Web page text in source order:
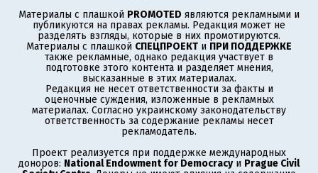
Материалы с плашкой PROMOTED являются рекламными и
публикуются на правах рекламы. Редакция может не
разделять взгляды, которые в них промотируются.
Материалы с плашкой СПЕЦПРОЕКТ и ПРИ ПОДДЕРЖКЕ
также рекламные, однако редакция участвует в
подготовке этого контента и разделяет мнения,
высказанные в этих материалах.
Редакция не несет ответственности за факты и
оценочные суждения, изложенные в рекламных
материалах. Согласно украинскому законодательству
ответственность за содержание рекламы несет
рекламодатель.
Проект реализуется при поддержке международных
доноров: National Endowment for Democracyи Prague Civil